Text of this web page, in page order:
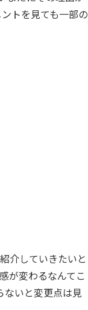
トを見ても一部の
介していきたいと
が変わるなんてこ
ないと変更点は見